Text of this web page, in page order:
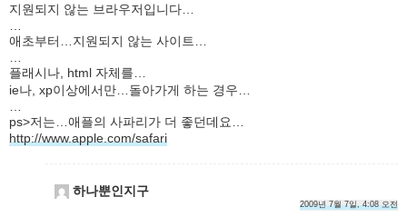
지원되지 않는 브라우저입니다…
애초부터…지원되지 않는 사이트…
플래시나, html 자체를…
ie나, xp이상에서만…돌아가게 하는 경우…
ps>저는…애플의 사파리가 더 좋던데요…
http://www.apple.com/safari
하나뿐인지구
2009년 7월 7일, 4:08 오전